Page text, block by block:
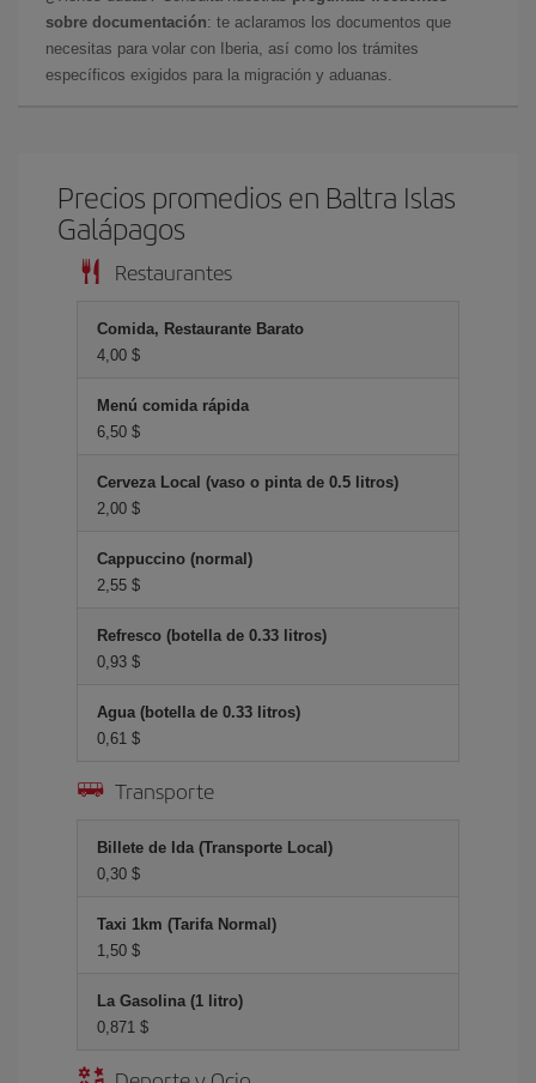
sobre documentación: te aclaramos los documentos que
necesitas para volar con Iberia, así como los trámites
específicos exigidos para la migración y aduanas.
Precios promedios en Baltra Islas
Galápagos
Restaurantes
Comida, Restaurante Barato
4,00 $
Menú comida rápida
6,50 $
Cerveza Local (vaso o pinta de 0.5 litros)
2,00 $
Cappuccino (normal)
2,55 $
Refresco (botella de 0.33 litros)
0,93 $
Agua (botella de 0.33 litros)
0,61 $
Transporte
Billete de Ida (Transporte Local)
0,30 $
Taxi 1km (Tarifa Normal)
1,50 $
La Gasolina (1 litro)
0,871 $